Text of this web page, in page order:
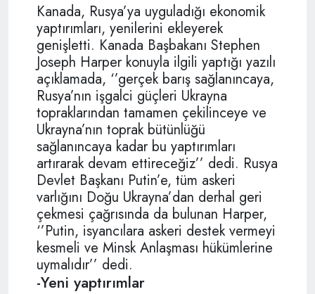
Kanada, Rusya’ya uyguladığı ekonomik
yaptırımları, yenilerini ekleyerek
genişletti. Kanada Başbakanı Stephen
Joseph Harper konuyla ilgili yaptığı yazılı
açıklamada, ‘’gerçek barış sağlanıncaya,
Rusya’nın işgalci güçleri Ukrayna
topraklarından tamamen çekilinceye ve
Ukrayna’nın toprak bütünlüğü
sağlanıncaya kadar bu yaptırımları
artırarak devam ettireceğiz’’ dedi. Rusya
Devlet Başkanı Putin’e, tüm askeri
varlığını Doğu Ukrayna’dan derhal geri
çekmesi çağrısında da bulunan Harper,
‘’Putin, isyancılara askeri destek vermeyi
kesmeli ve Minsk Anlaşması hükümlerine
uymalıdır’’ dedi.
-Yeni yaptırımlar